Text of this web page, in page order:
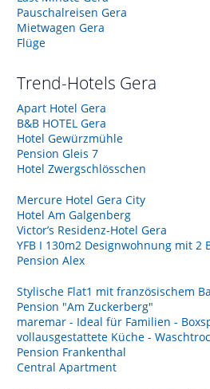
Pauschalreisen Gera
Mietwagen Gera
Flüge
Trend-Hotels Gera
Apart Hotel Gera
B&B HOTEL Gera
Hotel Gewürzmühle
Pension Gleis 7
Hotel Zwergschlösschen
Mercure Hotel Gera City
Hotel Am Galgenberg
Victor’s Residenz-Hotel Gera
YFB I 130m2 Designwohnung mit 2
Pension Alex
Stylische Flat1 mit französischem
Pension "Am Zuckerberg"
maremar - Ideal für Familien -
vollausgestattete Küche -
Pension Frankenthal
Central Apartment